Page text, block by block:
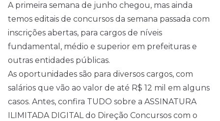
A primeira semana de junho chegou, mas ainda
temos editais de concursos da semana passada com
inscrições abertas, para cargos de níveis
fundamental, médio e superior em prefeituras e
outras entidades públicas.
As oportunidades são para diversos cargos, com
salários que vão ao valor de até R$ 12 mil em alguns
casos. Antes, confira TUDO sobre a ASSINATURA
ILIMITADA DIGITAL do Direção Concursos com o